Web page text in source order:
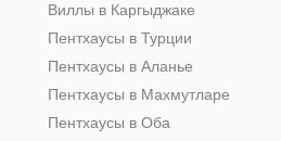
Виллы в Каргыджаке
Пентхаусы в Турции
Пентхаусы в Аланье
Пентхаусы в Махмутларе
Пентхаусы в Оба